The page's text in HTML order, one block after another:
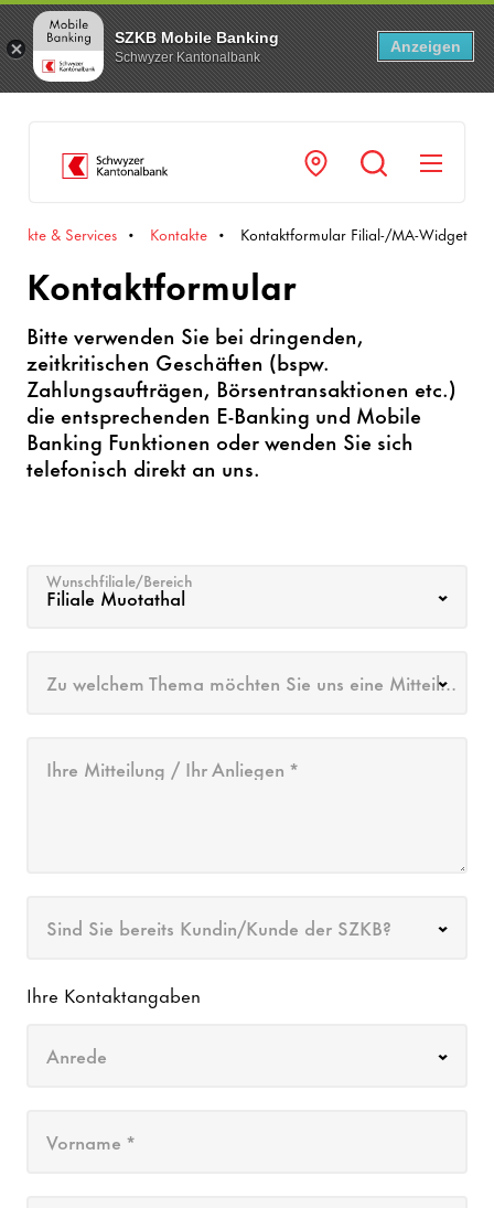
SZKB Mobile Banking
Schwyzer Kantonalbank
Anzeigen
& Services Kontakte Kontaktformular Filial-/MA-Widget
Kontaktformular
Bitte verwenden Sie bei dringenden,
zeitkritischen Geschäften (bspw.
Zahlungsaufträgen, Börsentransaktionen etc.)
die entsprechenden E-Banking und Mobile
Banking Funktionen oder wenden Sie sich
telefonisch direkt an uns.
Filiale Muotathal
Wunschfiliale/Bereich
Zu welchem Thema möchten Sie uns eine Mitteilung senden? *
Ihre Mitteilung / Ihr Anliegen *
Sind Sie bereits Kundin/Kunde der SZKB?
Ihre Kontaktangaben
Anrede
Vorname *